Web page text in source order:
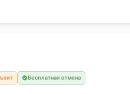
Бесплатная отмена